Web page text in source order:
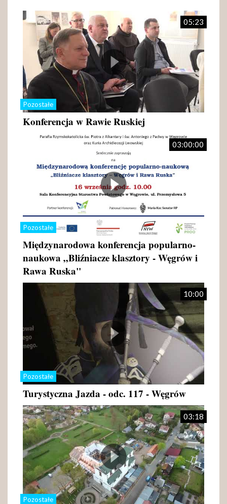
Pozostałe
05:23
Konferencja w Rawie Ruskiej
Pozostałe
03:00:00
Międzynarodowa konferencja popularno-
naukowa „Bliźniacze klasztory - Węgrów i
Rawa Ruska"
Pozostałe
10:00
Turystyczna Jazda - odc. 117 - Węgrów
Pozostałe
03:18